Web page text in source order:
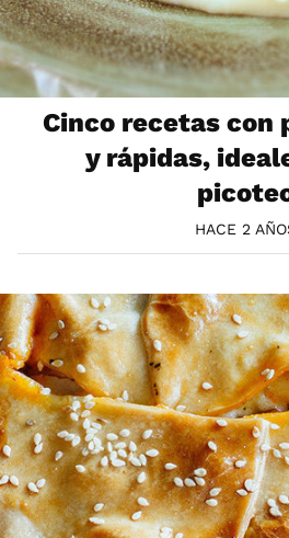
Cinco recetas con
y rápidas,
HACE 2